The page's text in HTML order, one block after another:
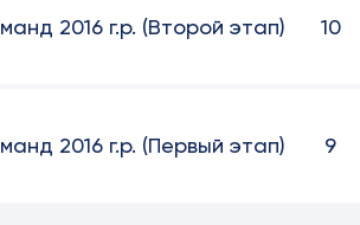
2016 г.р. (Второй этап) 10
2016 г.р. (Первый этап) 9